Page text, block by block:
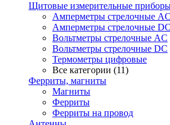
Щитовые измерительные
Амперметры стрелочные AC
Амперметры стрелочные DC
Вольтметры стрелочные AC
Вольтметры стрелочные DC
Термометры цифровые
Все категории (11)
Ферриты, магниты
Магниты
Ферриты
Ферриты на провод